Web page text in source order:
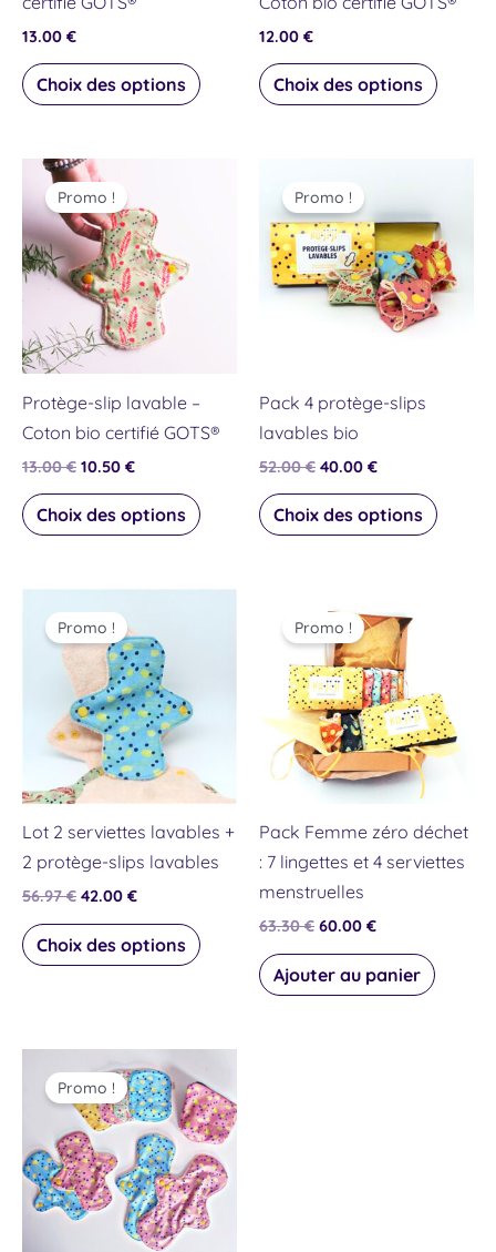
13.00 €
Choix des options
12.00 €
Choix des options
la
Promo !
Protège-slip lavable –
Coton bio certifié GOTS®
13.00€
Le
prix
initial
était :
13.00 €.
10.50 €
actuel
est :
10.50 €.
Choix des options
plusieurs
variations.
choisies
produit
Promo !
Pack 4 protège-slips
lavables bio
52.00€
initial
était :
52.00 €.
40.00 €
actuel
est :
40.00 €.
Choix des options
a
Les
Promo !
Lot 2 serviettes lavables +
2 protège-slips lavables
56.97€
prix
initial
était :
56.97 €.
42.00 €
actuel
est :
42.00 €.
Choix des options
variations.
options
peuvent
être
choisies
Promo !
Pack Femme zéro déchet
: 7 lingettes et 4 serviettes
menstruelles
63.30€
prix
initial
était :
63.30 €.
60.00 €
prix
actuel
est :
60.00 €.
Ajouter au panier
Promo !
prix
initial
était :
78.07 €.
prix
actuel
est :
58.00 €.